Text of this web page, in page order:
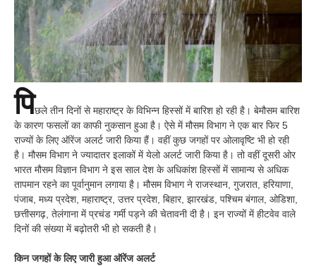
पिछले तीन दिनों से महाराष्ट्र के विभिन्न हिस्सों में बारिश हो रही है। बेमौसम बारिश
के कारण फसलों का काफी नुकसान हुआ है। ऐसे में मौसम विभाग ने एक बार फिर 5
राज्यों के लिए ऑरेंज अलर्ट जारी किया हैं। वहीं कुछ जगहों पर ओलावृष्टि भी हो रही
है। मौसम विभाग ने ज्यादातर इलाकों में येलो अलर्ट जारी किया है। तो वहीं दूसरी ओर
भारत मौसम विज्ञान विभाग ने इस साल देश के अधिकांश हिस्सों में सामान्य से अधिक
तापमान रहने का पूर्वानुमान लगाया है। मौसम विभाग ने राजस्थान, गुजरात, हरियाणा,
पंजाब, मध्य प्रदेश, महाराष्ट्र, उत्तर प्रदेश, बिहार, झारखंड, पश्चिम बंगाल, ओडिशा,
छत्तीसगढ़, तेलंगाना में प्रचंड गर्मी पड़ने की चेतावनी दी है। इन राज्यों में हीटवेव वाले
दिनों की संख्या में बढ़ोतरी भी हो सकती है।
किन जगहों के लिए जारी हुआ ऑरेंज अलर्ट